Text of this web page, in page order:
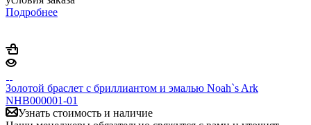
Подробнее
Золотой браслет с бриллиантом и эмалью Noah`s Ark
NHB000001-01
Узнать стоимость и наличие